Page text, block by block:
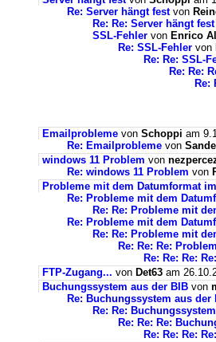
Re: Server hängt festvon
Re: Re: Server hängt fest
SSL-Fehler von Enrico
Re: SSL-Fehler von
Re: Re: SSL-
Re: Re:
Re:
Emailprobleme von Schoppi am
Re: Emailprobleme von
windows 11 Problem von
Re: windows 11 Problem von
Probleme mit dem Datumformat
Re: Probleme mit dem
Re: Re: Probleme mit
Re: Probleme mit dem
Re: Re: Probleme mit
Re: Re: Re:
Re: Re: Re:
FTP-Zugang... von Det63 am
Buchungssystem aus der BIB von
Re: Buchungssystem aus der
Re: Re:
Re: Re: Re:
Re: Re: Re: